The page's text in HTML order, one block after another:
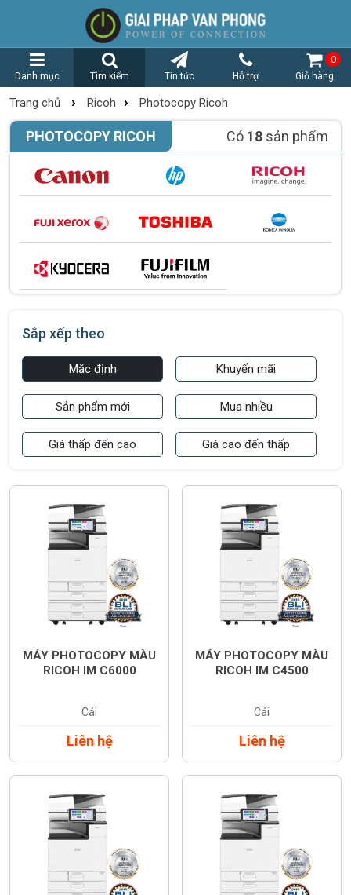
Danh mục Tìm kiếm Tin tức Hỗ trợ Giỏ hàng
0
Trang chủ › Ricoh › Photocopy Ricoh
PHOTOCOPY RICOH Có 18 sản phẩm
Sắp xếp theo
Mặc định Khuyến mãi
Sản phẩm mới Mua nhiều
Giá thấp đến cao Giá cao đến thấp
MÁY PHOTOCOPY MÀU
RICOH IM C6000
Cái
Liên hệ
MÁY PHOTOCOPY MÀU
RICOH IM C4500
Cái
Liên hệ